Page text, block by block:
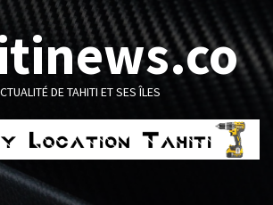
DE TAHITI ET SES ÎLES